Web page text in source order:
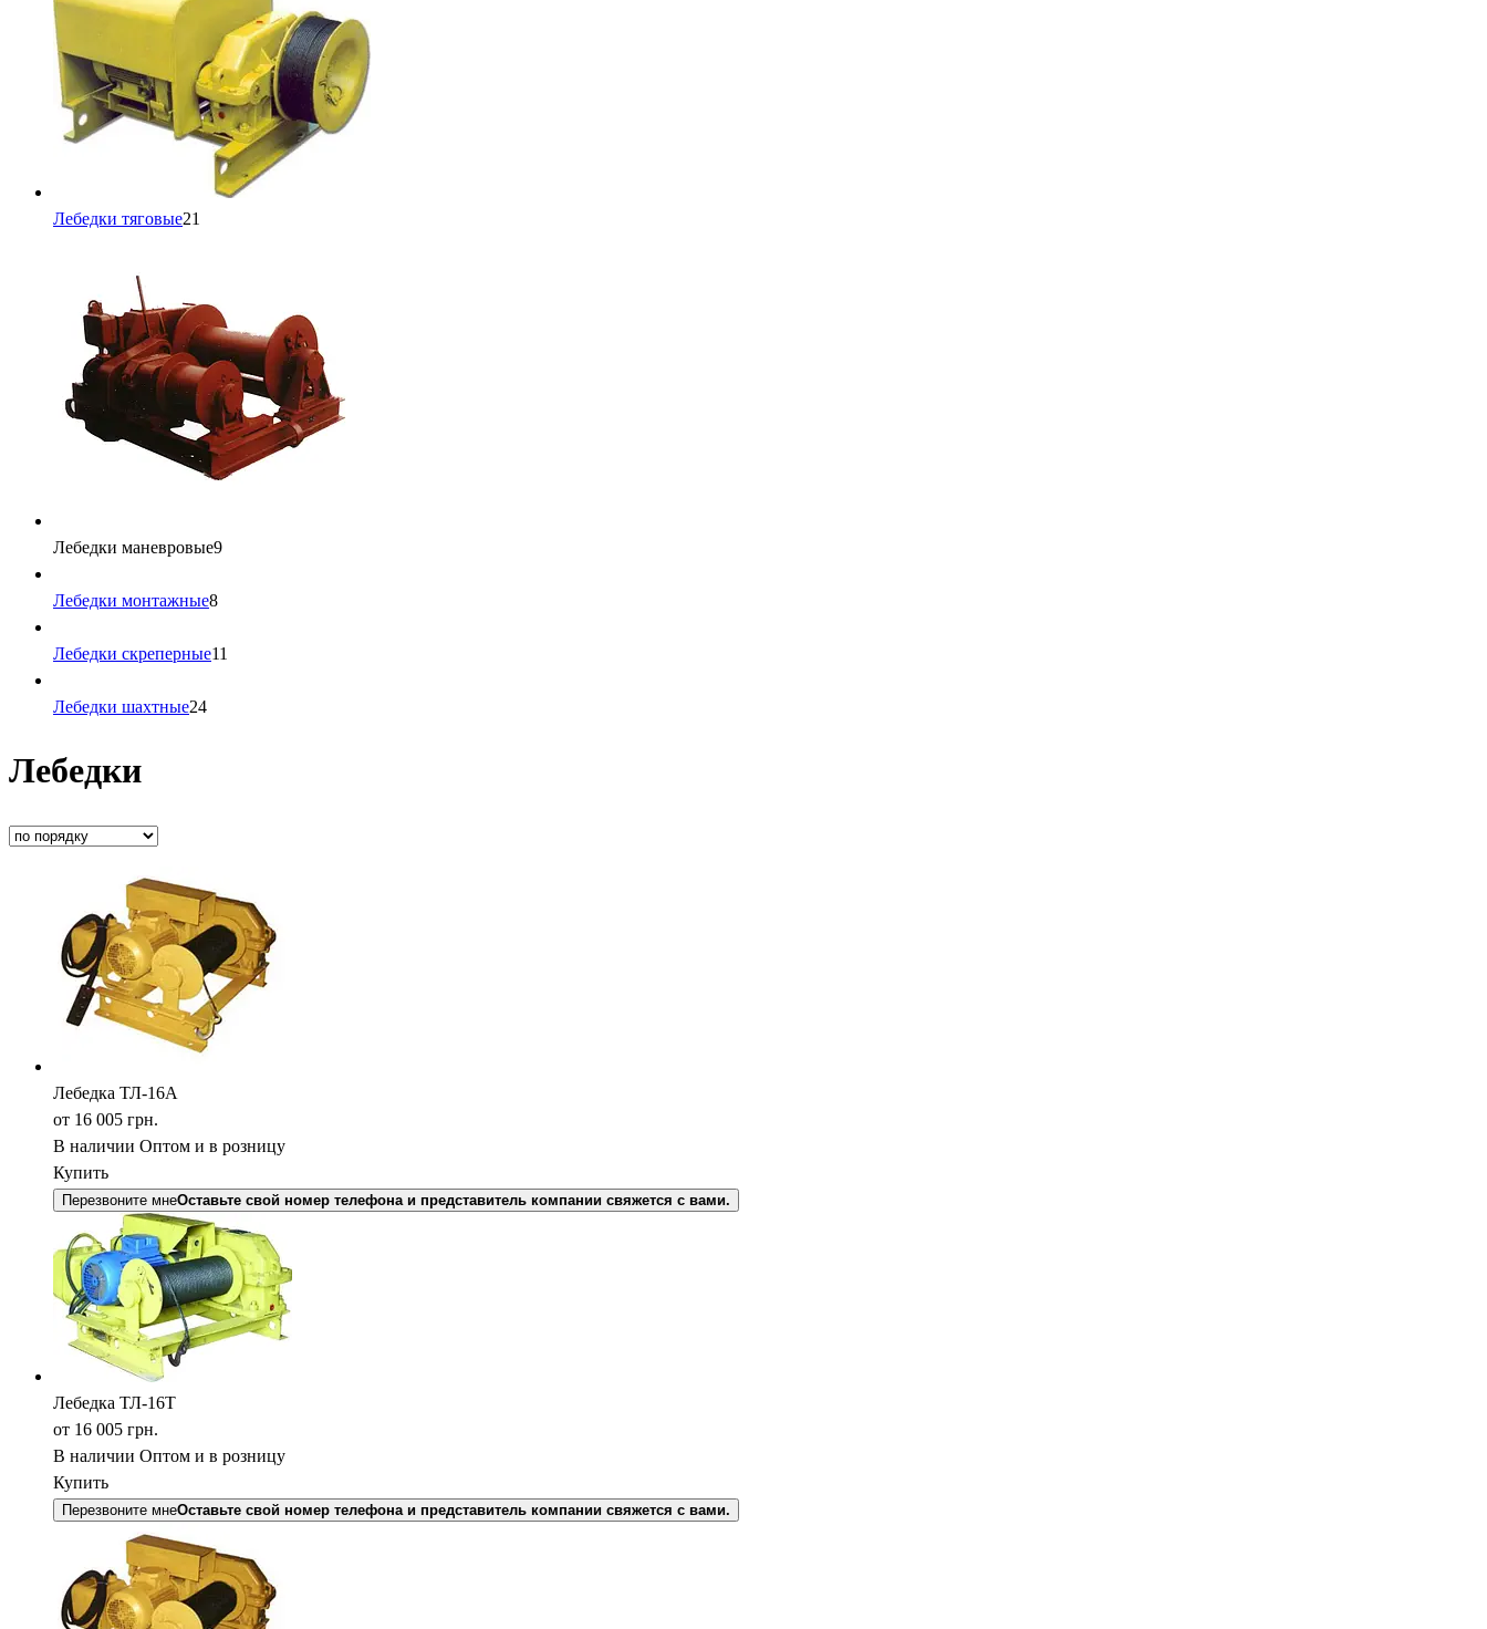
Лебедки тяговые21
Лебедки маневровые9
Лебедки монтажные8
Лебедки скреперные11
Лебедки шахтные24
Лебедки
Лебедка ТЛ-16А
от 16 005 грн.
В наличии Оптом и в розницу
Купить
Перезвоните мнеОставьте свой номер телефона и представитель компании свяжется с вами.
Лебедка ТЛ-16Т
от 16 005 грн.
В наличии Оптом и в розницу
Купить
Перезвоните мнеОставьте свой номер телефона и представитель компании свяжется с вами.